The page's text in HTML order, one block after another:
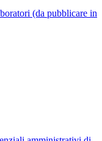
(da pubblicare in